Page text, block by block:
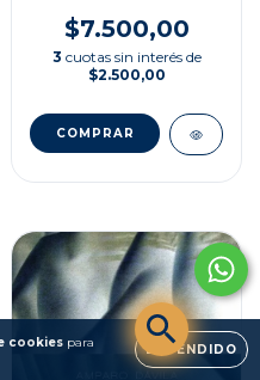
cookies para
ENTENDIDO
$7.500,00
3 cuotas sin interés de
$2.500,00